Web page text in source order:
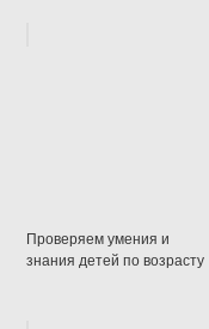
Проверяем умения и
знания детей по возрасту